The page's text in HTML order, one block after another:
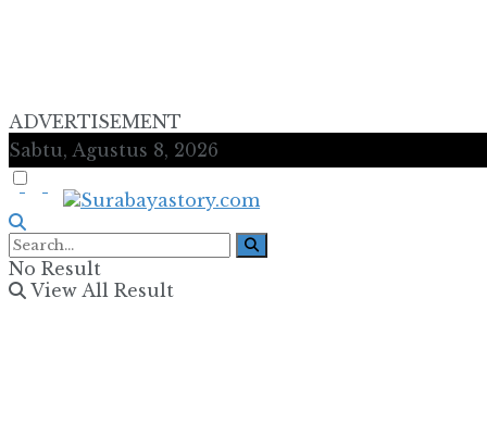
ADVERTISEMENT
Sabtu, Agustus 8, 2026
No Result
View All Result